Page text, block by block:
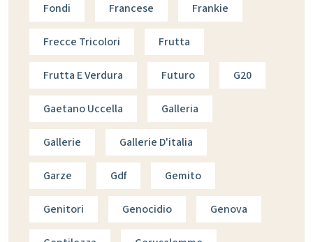
Fondi Francese Frankie
Frecce Tricolori Frutta
Frutta E Verdura Futuro G20
Gaetano Uccella Galleria
Gallerie Gallerie D'italia
Garze Gdf Gemito
Genitori Genocidio Genova